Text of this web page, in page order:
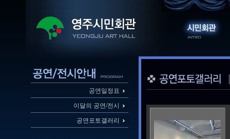
공연일정표
이달의 공연/전시
공연포토갤러리